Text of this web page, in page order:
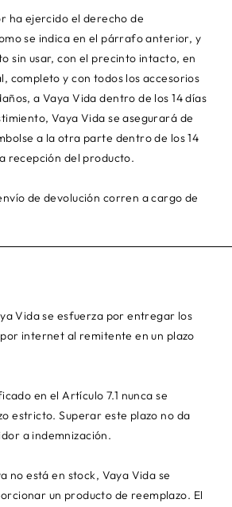
ha ejercido el derecho de
se indica en el párrafo anterior, y
sin usar, con el precinto intacto, en
completo y con todos los accesorios
a Vaya Vida dentro de los 14 días
Vaya Vida se asegurará de
a la otra parte dentro de los 14
recepción del producto.
de devolución corren a cargo de
Vida se esfuerza por entregar los
internet al remitente en un plazo
en el Artículo 7.1 nunca se
estricto. Superar este plazo no da
a indemnización.
no está en stock, Vaya Vida se
un producto de reemplazo. El